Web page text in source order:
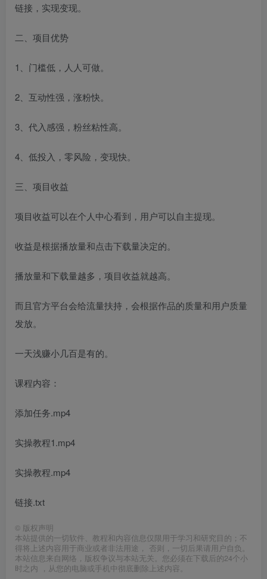
链接，实现变现。
二、项目优势
1、门槛低，人人可做。
2、互动性强，涨粉快。
3、代入感强，粉丝粘性高。
4、低投入，零风险，变现快。
三、项目收益
项目收益可以在个人中心看到，用户可以自主提现。
收益是根据播放量和点击下载量决定的。
播放量和下载量越多，项目收益就越高。
而且官方平台会给流量扶持，会根据作品的质量和用户质量
发放。
一天浅赚小几百是有的。
课程内容：
添加任务.mp4
实操教程1.mp4
实操教程.mp4
链接.txt
© 版权声明
本站提供的一切软件、教程和内容信息仅限用于学习和研究目的；不
得将上述内容用于商业或者非法用途， 否则，一切后果请用户自负。
本站信息来自网络，版权争议与本站无关。您必须在下载后的24个小
时之内 ，从您的电脑或手机中彻底删除上述内容。